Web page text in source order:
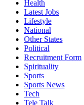
Health
Latest Jobs
Lifestyle
National
Other States
Political
Recruitment Form
Spirituality
Sports
Sports News
Tech
Tele Talk